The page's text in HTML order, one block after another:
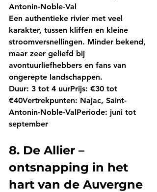
Antonin-Noble-Val
Een authentieke rivier met veel
karakter, tussen kliffen en kleine
stroomversnellingen. Minder bekend,
maar zeer geliefd bij
avontuurliefhebbers en fans van
ongerepte landschappen.
Duur: 3 tot 4 uurPrijs: €30 tot
€40Vertrekpunten: Najac, Saint-
Antonin-Noble-ValPeriode: juni tot
september
8. De Allier –
ontsnapping in het
hart van de Auvergne